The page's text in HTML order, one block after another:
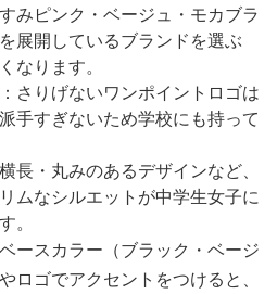
すみピンク・ベージュ・モカブラ
展開しているブランドを選ぶ
なります。
：さりげないワンポイントロゴは
手すぎないため学校にも持って
長・丸みのあるデザインなど、
ムなシルエットが中学生女子に
。
ベースカラー（ブラック・ベージ
ロゴでアクセントをつけると、